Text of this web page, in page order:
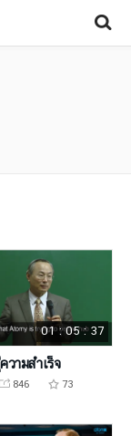
01 : 05 : 37
ามสำเร็จ
846
73